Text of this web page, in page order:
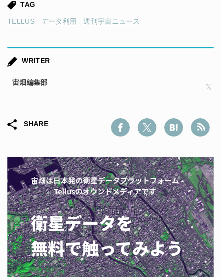
TAG
TELLUS データ利用 週刊宇宙ニュース
WRITER
宙畑編集部
SHARE